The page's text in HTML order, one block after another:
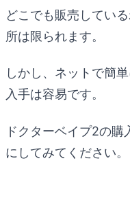
どこでも販売してい
所は限られます。
しかし、ネットで簡
入手は容易です。
ドクターベイプ2の
にしてみてください。